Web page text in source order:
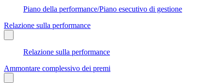
Piano della performance/Piano esecutivo di gestione
Relazione sulla performance
Relazione sulla performance
Ammontare complessivo dei premi